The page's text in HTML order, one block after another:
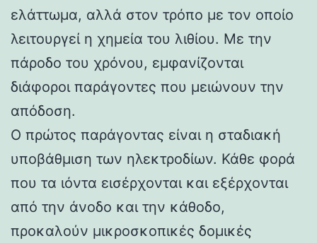
ελάττωμα, αλλά στον τρόπο με τον οποίο
λειτουργεί η χημεία του λιθίου. Με την
πάροδο του χρόνου, εμφανίζονται
διάφοροι παράγοντες που μειώνουν την
απόδοση.
Ο πρώτος παράγοντας είναι η σταδιακή
υποβάθμιση των ηλεκτροδίων. Κάθε φορά
που τα ιόντα εισέρχονται και εξέρχονται
από την άνοδο και την κάθοδο,
προκαλούν μικροσκοπικές δομικές